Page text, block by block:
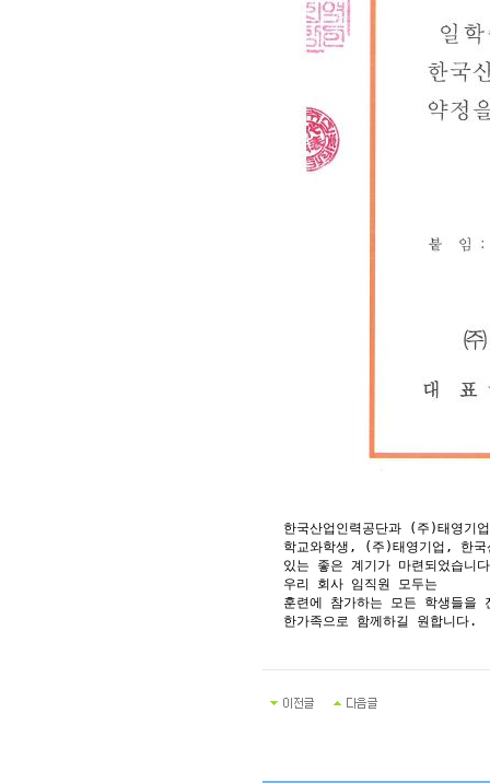
한국산업인력공단과 (주)태영기
학교와학생, (주)태영기업, 한국
있는 좋은 계기가 마련되었습니
우리 회사 임직원 모두는
훈련에 참가하는 모든 학생들을
한가족으로 함께하길 원합니다.